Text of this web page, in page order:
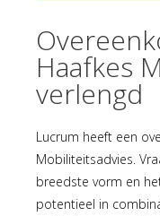
Haafkes
verlengd
Lucrum heeft een
Mobiliteitsadvies.
breedste vorm en
potentieel in